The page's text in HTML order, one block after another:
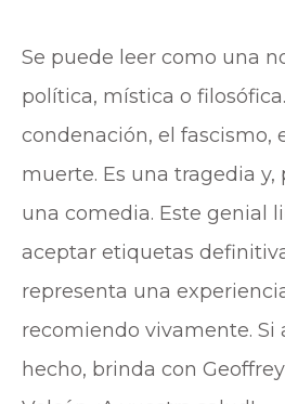
Se puede leer como una
política, mística o
condenación, el fascismo,
muerte. Es una tragedia
una comedia. Este genial
aceptar etiquetas
representa una
recomiendo vivamente. Si
hecho, brinda con